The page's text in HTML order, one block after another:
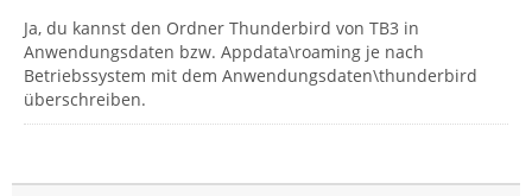
Ja, du kannst den Ordner Thunderbird von TB3 in
Anwendungsdaten bzw. Appdata\roaming je nach
Betriebssystem mit dem Anwendungsdaten\thunderbird
überschreiben.